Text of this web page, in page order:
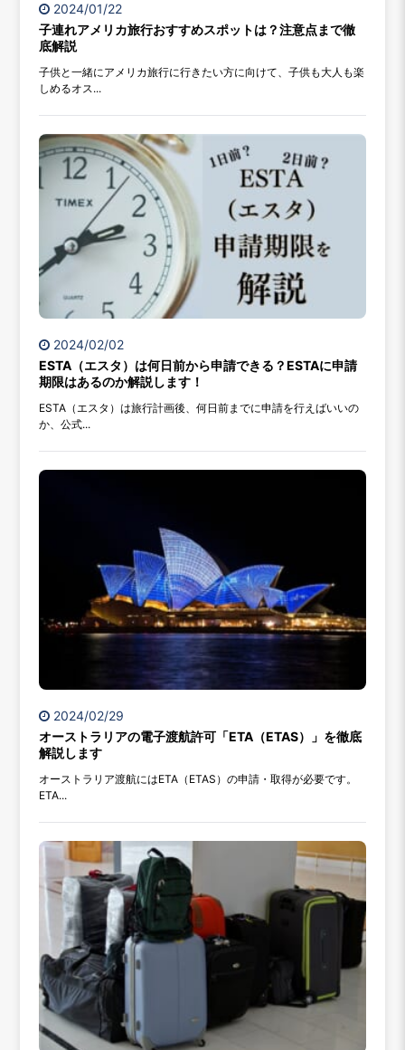
2024/01/22
子連れアメリカ旅行おすすめスポットは？注意点まで徹
底解説
子供と一緒にアメリカ旅行に行きたい方に向けて、子供も大人も楽
しめるオス...
2024/02/02
ESTA（エスタ）は何日前から申請できる？ESTAに申請
期限はあるのか解説します！
ESTA（エスタ）は旅行計画後、何日前までに申請を行えばいいの
か、公式...
2024/02/29
オーストラリアの電子渡航許可「ETA（ETAS）」を徹底
解説します
オーストラリア渡航にはETA（ETAS）の申請・取得が必要です。
ETA...